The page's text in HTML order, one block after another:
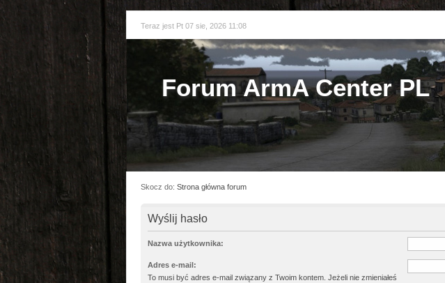
Teraz jest Pt 07 sie, 2026 11:08
Forum ArmA Center PL
Skocz do: Strona główna forum
Wyślij hasło
Nazwa użytkownika:
Adres e-mail:
To musi być adres e-mail związany z Twoim kontem. Jeżeli nie zmieniałeś